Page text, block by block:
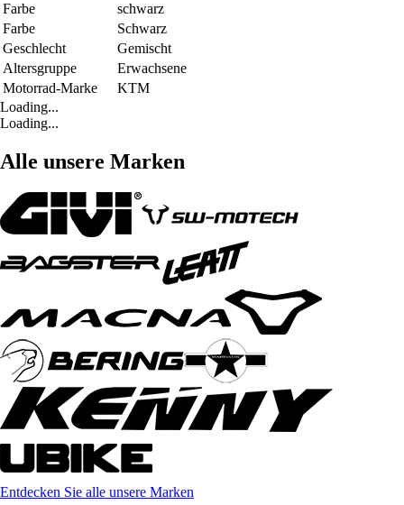
Farbe
schwarz
Farbe
Schwarz
Geschlecht
Gemischt
Altersgruppe
Erwachsene
Motorrad-Marke
KTM
Loading...
Loading...
Alle unsere Marken
Entdecken Sie alle unsere Marken